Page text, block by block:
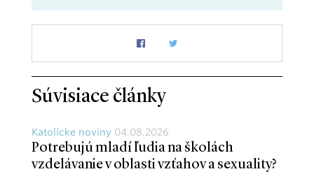
Súvisiace články
Katolícke noviny 04.08.2026
Potrebujú mladí ľudia na školách
vzdelávanie v oblasti vzťahov a sexuality?